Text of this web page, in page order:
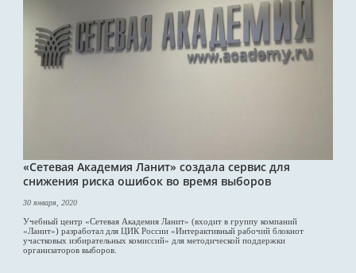
«Сетевая Академия Ланит» создала сервис для
снижения риска ошибок во время выборов
30 января, 2020
Учебный центр «Сетевая Академия Ланит» (входит в группу компаний
«Ланит») разработал для ЦИК России «Интерактивный рабочий блокнот
участковых избирательных комиссий» для методической поддержки
организаторов выборов.